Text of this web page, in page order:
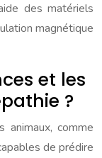
des matériels
magnétique
et les
?
animaux, comme
de prédire